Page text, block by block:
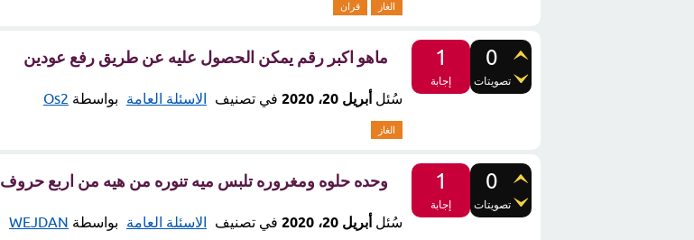
الغاز قران
0
تصويتات
1
إجابة
ماهو اكبر رقم يمكن الحصول عليه عن طريق رفع عودين
سُئل أبريل 20، 2020 في تصنيف الاسئلة العامة بواسطة Os2
الغاز
0
تصويتات
1
إجابة
وحده حلوه ومغروره تلبس ميه تنوره من هيه من اربع حروف
سُئل أبريل 20، 2020 في تصنيف الاسئلة العامة بواسطة WEJDAN